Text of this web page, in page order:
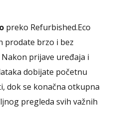
preko Refurbished.Eco
prodate brzo i bez
prijave uređaja i
dobijate početnu
dok se konačna otkupna
pregleda svih važnih